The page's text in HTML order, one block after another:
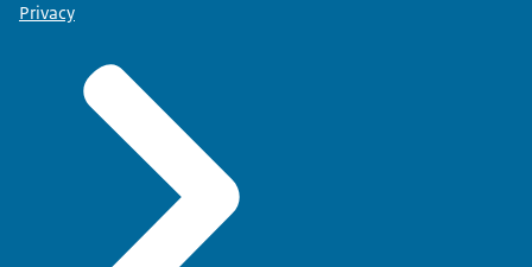
Privacy